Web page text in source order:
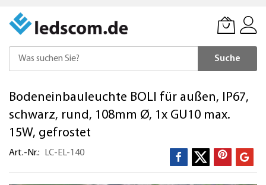
Suche
zum
Inhalt
Bodeneinbauleuchte BOLI für außen, IP67,
schwarz, rund, 108mm Ø, 1x GU10 max.
15W, gefrostet
Art.-Nr. LC-EL-140